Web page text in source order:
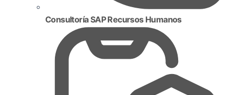
Consultoría SAP Recursos Humanos